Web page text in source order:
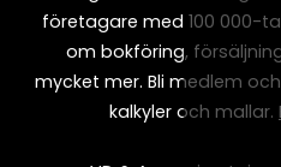
företagare med 100 000-
om bokföring,
mycket mer. Bli medlem
kalkyler och mallar.